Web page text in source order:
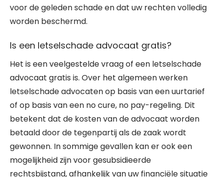
voor de geleden schade en dat uw rechten volledig
worden beschermd.
Is een letselschade advocaat gratis?
Het is een veelgestelde vraag of een letselschade
advocaat gratis is. Over het algemeen werken
letselschade advocaten op basis van een uurtarief
of op basis van een no cure, no pay-regeling. Dit
betekent dat de kosten van de advocaat worden
betaald door de tegenpartij als de zaak wordt
gewonnen. In sommige gevallen kan er ook een
mogelijkheid zijn voor gesubsidieerde
rechtsbijstand, afhankelijk van uw financiële situatie